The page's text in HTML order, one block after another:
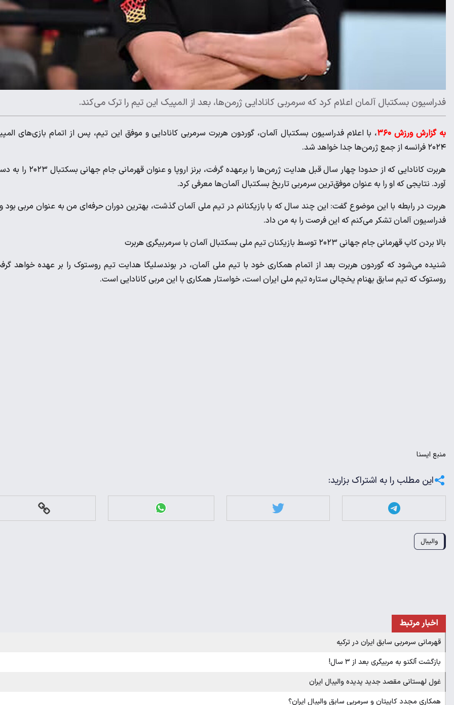
فدراسیون بسکتبال آلمان اعلام کرد که سرمربی کانادایی ژرمن‌ها، بعد از المپیک این تیم را ترک می‌کند.
به گزارش ورزش ۳۶۰
، با اعلام فدراسیون بسکتبال آلمان، گوردون هربرت سرمربی کانادایی و موفق این تیم، پس از اتمام بازی‌های
۲۰۲۴ فرانسه از جمع ژرمن‌ها جدا خواهد شد.
هربرت کانادایی که از حدودا چهار سال قبل هدایت ژرمن‌ها را برعهده گرفت، برنز اروپا و عنوان
آورد. نتایجی که او را به عنوان موفق‌ترین سرمربی تاریخ بسکتبال آلمان‌ها معرفی کرد.
هربرت در رابطه با این موضوع گفت: این چند سال که با بازیکنانم در تیم ملی آلمان گذشت، بهترین دوران حرفه‌ای من به عنوان مربی بود و
فدراسیون آلمان تشکر می‌کنم که این فرصت را به من داد.
بالا بردن کاپ قهرمانی جام جهانی ۲۰۲۳ توسط بازیکنان تیم ملی بسکتبال آلمان با سرمربیگری هربرت
شنیده می‌شود که گوردون هربرت بعد از اتمام همکاری خود با تیم ملی آلمان، در بوندسلیگا هدایت تیم روستوک را بر عهده خواهد
روستوک که تیم سابق بهنام یخچالی ستاره تیم ملی ایران است، خواستار همکاری با این مربی کانادایی است.
منبع ايسنا
این مطلب را به اشتراک بزارید:
والیبال
اخبار مرتبط
قهرمانی سرمربی سابق ایران در ترکیه
بازگشت آلکنو به مربیگری بعد از ۳ سال!
غول لهستانی مقصد جدید پدیده والیبال ایران
همکاری مجدد کاپیتان و سرمربی سابق والیبال ایران؟